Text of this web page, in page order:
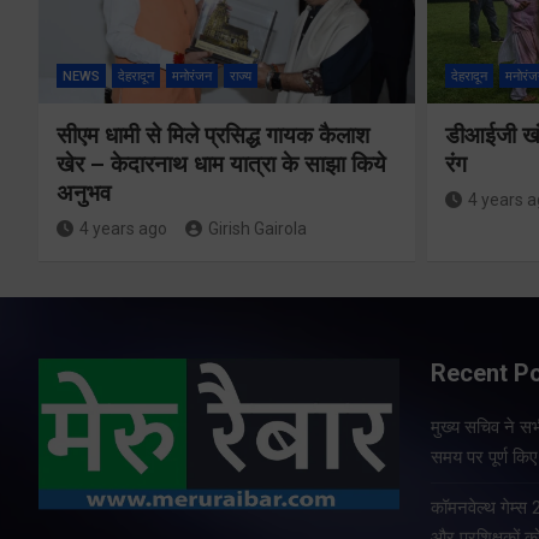
NEWS देहरादून मनोरंजन राज्य
सीएम धामी से मिले प्रसिद्ध गायक कैलाश
खेर – केदारनाथ धाम यात्रा के साझा किये
अनुभव
4 years ago Girish Gairola
देहरादून
डीआईजी
रंग
4 years
Recent
मुख्य सचिव ने
समय पर पूर्ण
कॉमनवेल्थ गेम्स